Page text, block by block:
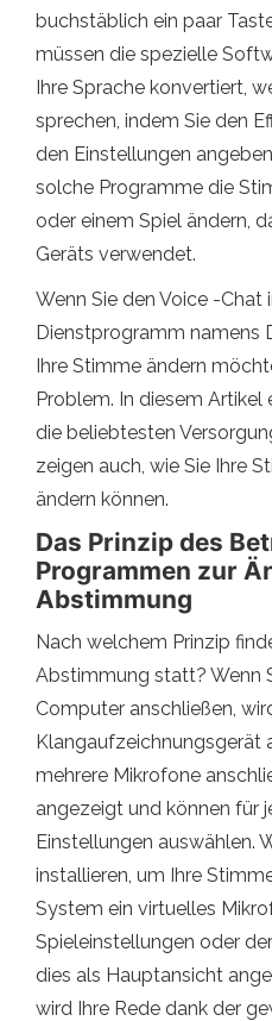
buchstäblich ein paar
müssen die spezielle
Ihre Sprache konvertiert,
sprechen, indem Sie den
den Einstellungen
solche Programme die
oder einem Spiel ändern,
Geräts verwendet.
Wenn Sie den Voice -Chat
Dienstprogramm namens
Ihre Stimme ändern
Problem. In diesem Artikel
die beliebtesten
zeigen auch, wie Sie Ihre
ändern können.
Das Prinzip des
Programmen zur
Abstimmung
Nach welchem ​​Prinzip
Abstimmung statt? Wenn
Computer anschließen,
Klangaufzeichnungsgerät
mehrere Mikrofone
angezeigt und können für
Einstellungen auswählen.
installieren, um Ihre
System ein virtuelles
Spieleinstellungen oder
dies als Hauptansicht
wird Ihre Rede dank der